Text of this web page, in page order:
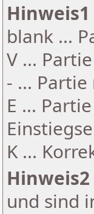
Hinweis1
blank ...
V ...
- ...
E ...
K ...
Hinweis2
und sind